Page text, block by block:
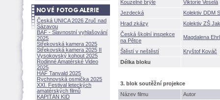
Česká UNICA 2026 Zruč nad
Sázavou
BAF - Slavnostní vyhlašování
2025
Střekovská kamera 2025
Střekovská kamera 2025 II
Vysokovský kohout 2025
Rodinné Amatérské Video
2025
HAF Tanvald 2025
Rychnovská osmička 2025
XXI. Festival leteckých
amatérských filmů
KAPITÁN KID
Kouzelné brýle
Viktorie Vesel
Jezdeck
Kolektiv DDM
Hrad zkázy
Kolektiv ZŠ
Česká školní inspekce
na Pětce
Magdalena
těstí v neštěstí
Kryštof Kováč
Délka bloku
3. blok soutěžní projekce
Název filmu
Autor